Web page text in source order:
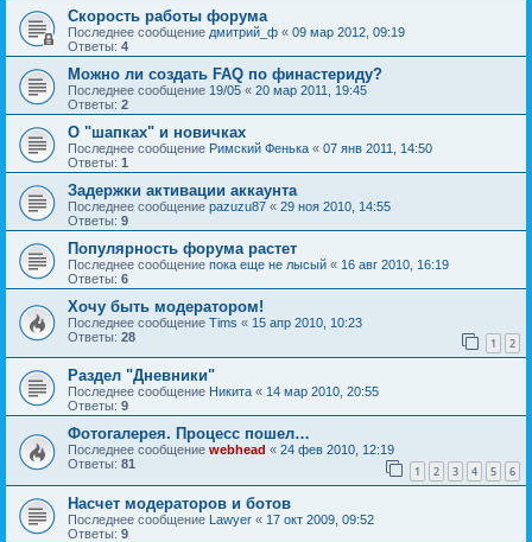
Скорость работы форума
Последнее сообщение дмитрий_ф « 09 мар 2012, 09:19
Ответы: 4
Можно ли создать FAQ по финастериду?
Последнее сообщение 19/05 « 20 мар 2011, 19:45
Ответы: 2
О "шапках" и новичках
Последнее сообщение Римский Фенька « 07 янв 2011, 14:50
Ответы: 1
Задержки активации аккаунта
Последнее сообщение pazuzu87 « 29 ноя 2010, 14:55
Ответы: 9
Популярность форума растет
Последнее сообщение пока еще не лысый « 16 авг 2010, 16:19
Ответы: 6
Хочу быть модератором!
Последнее сообщение Tims « 15 апр 2010, 10:23
Ответы: 28 1 2
Раздел "Дневники"
Последнее сообщение Hикита « 14 мар 2010, 20:55
Ответы: 9
Фотогалерея. Процесс пошел…
Последнее сообщение webhead « 24 фев 2010, 12:19
Ответы: 81 1 2 3 4 5 6
Насчет модераторов и ботов
Последнее сообщение Lawyer « 17 окт 2009, 09:52
Ответы: 9